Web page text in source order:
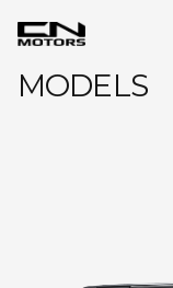
MODELS